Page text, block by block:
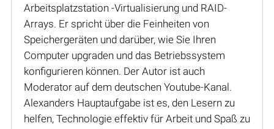
Arbeitsplatzstation -Virtualisierung und RAID-
Arrays. Er spricht über die Feinheiten von
Speichergeräten und darüber, wie Sie Ihren
Computer upgraden und das Betriebssystem
konfigurieren können. Der Autor ist auch
Moderator auf dem deutschen Youtube-Kanal.
Alexanders Hauptaufgabe ist es, den Lesern zu
helfen, Technologie effektiv für Arbeit und Spaß zu